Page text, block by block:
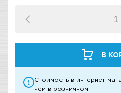
В
Стоимость в интернет-
чем в розничном.